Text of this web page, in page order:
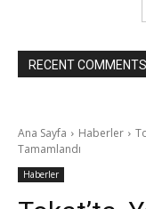
RECENT COMMENTS